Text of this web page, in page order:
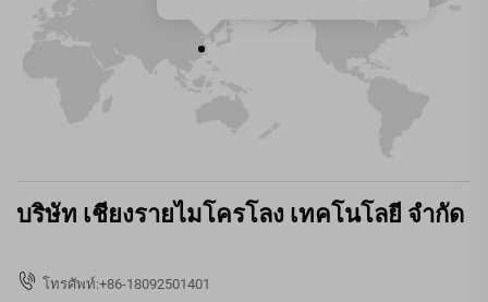
บริษัท เชียงรายไมโครโลง เทคโนโลยี จํากัด
โทรศัพท์:+86-18092501401